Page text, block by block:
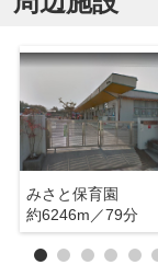
みさと保育園
約6246m／79分